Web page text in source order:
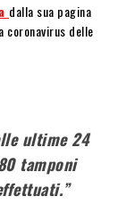
dalla sua pagina
coronavirus delle
ultime 24
tamponi